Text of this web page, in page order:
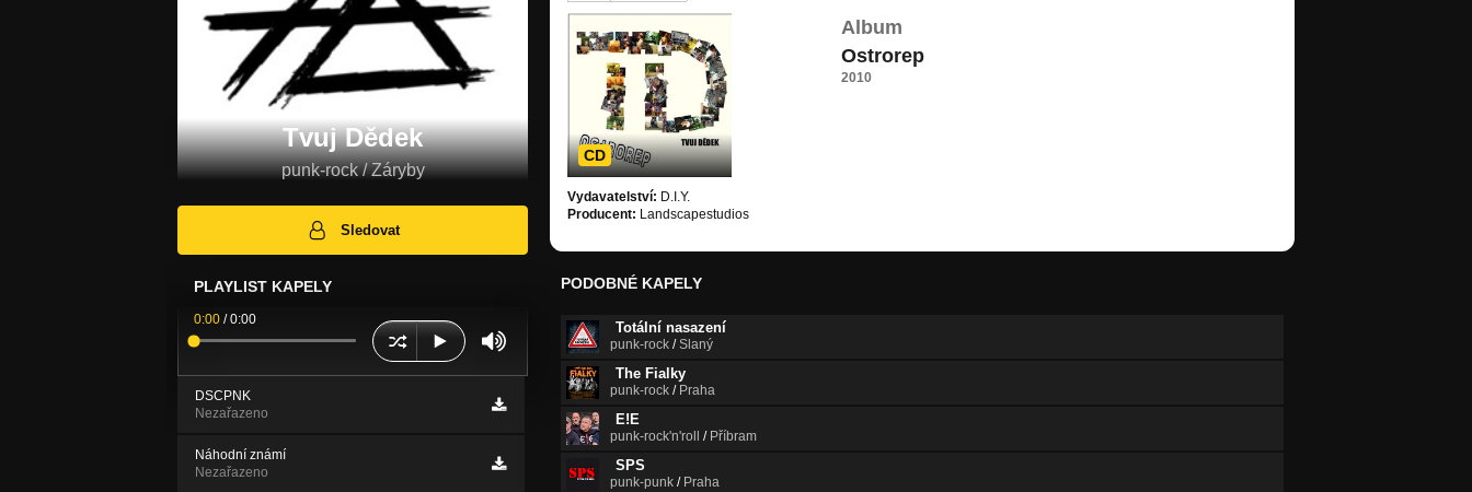
Tvuj Dědek
punk-rock / Záryby
Sledovat
PLAYLIST KAPELY
0:00 /0:00
DSCPNK
Nezařazeno
Náhodní známí
Nezařazeno
CD
Vydavatelství: D.I.Y.
Producent: Landscapestudios
Album
Ostrorep
2010
PODOBNÉ KAPELY
Totální nasazení
punk-rock /Slaný
The Fialky
punk-rock / Praha
E!E
punk-rock'n'roll / Příbram
SPS
punk-punk / Praha